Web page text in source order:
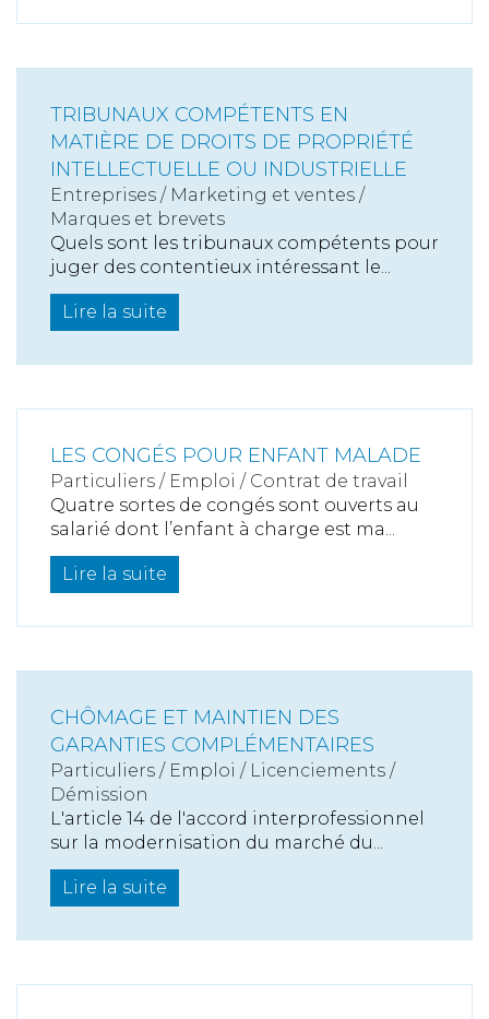
TRIBUNAUX COMPÉTENTS EN
MATIÈRE DE DROITS DE PROPRIÉTÉ
INTELLECTUELLE OU INDUSTRIELLE
Entreprises / Marketing et ventes /
Marques et brevets
Quels sont les tribunaux compétents pour
juger des contentieux intéressant le...
Lire la suite
LES CONGÉS POUR ENFANT MALADE
Particuliers / Emploi / Contrat de travail
Quatre sortes de congés sont ouverts au
salarié dont l’enfant à charge est ma...
Lire la suite
CHÔMAGE ET MAINTIEN DES
GARANTIES COMPLÉMENTAIRES
Particuliers / Emploi / Licenciements /
Démission
L'article 14 de l'accord interprofessionnel
sur la modernisation du marché du...
Lire la suite